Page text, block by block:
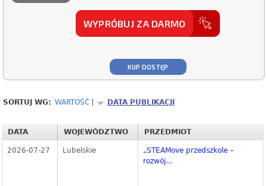
WYPRÓBUJ ZA DARMO
KUP DOSTĘP
SORTUJ WG: WARTOŚĆ DATA PUBLIKACJI
DATA WOJEWÓDZTWO PRZEDMIOT
2026-07-27 Lubelskie
„STEAMove przedszkole –
rozwój...